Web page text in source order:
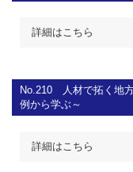
詳細はこちら
No.210
人材で拓く地
例から学ぶ～
詳細はこちら